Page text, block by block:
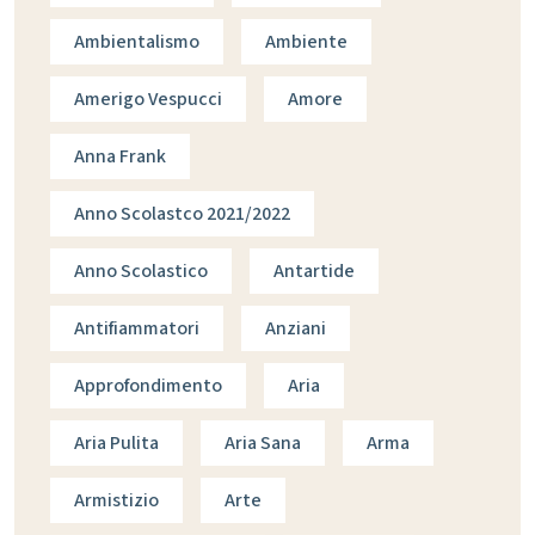
Ambientalismo Ambiente
Amerigo Vespucci Amore
Anna Frank
Anno Scolastco 2021/2022
Anno Scolastico Antartide
Antifiammatori Anziani
Approfondimento Aria
Aria Pulita Aria Sana Arma
Armistizio Arte